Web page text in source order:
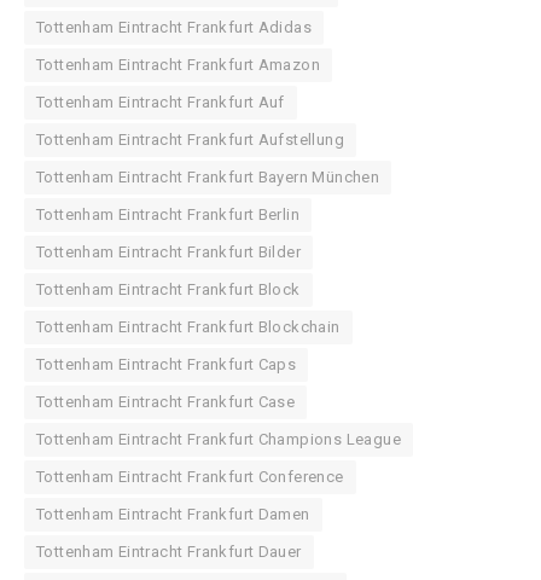
Tottenham Eintracht Frankfurt Adidas
Tottenham Eintracht Frankfurt Amazon
Tottenham Eintracht Frankfurt Auf
Tottenham Eintracht Frankfurt Aufstellung
Tottenham Eintracht Frankfurt Bayern München
Tottenham Eintracht Frankfurt Berlin
Tottenham Eintracht Frankfurt Bilder
Tottenham Eintracht Frankfurt Block
Tottenham Eintracht Frankfurt Blockchain
Tottenham Eintracht Frankfurt Caps
Tottenham Eintracht Frankfurt Case
Tottenham Eintracht Frankfurt Champions League
Tottenham Eintracht Frankfurt Conference
Tottenham Eintracht Frankfurt Damen
Tottenham Eintracht Frankfurt Dauer